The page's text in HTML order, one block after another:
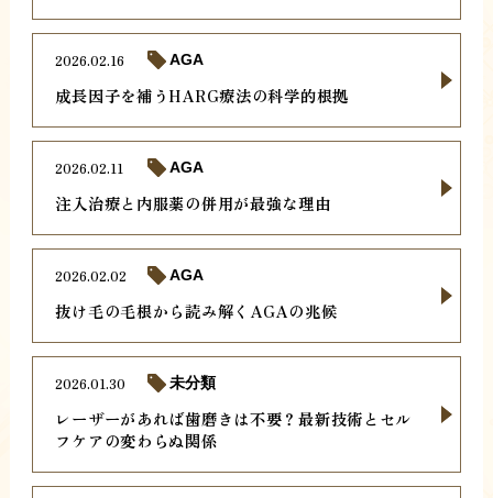
成長因子を補うHARG療法の科学的根拠
2026.02.16 AGA
注入治療と内服薬の併用が最強な理由
2026.02.11 AGA
抜け毛の毛根から読み解くAGAの兆候
2026.02.02 AGA
レーザーがあれば歯磨きは不要？最新技術とセル
フケアの変わらぬ関係
2026.01.30 未分類